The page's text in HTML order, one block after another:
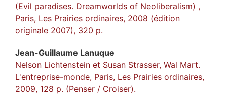
(Evil paradises. Dreamworlds of Neoliberalism) ,
Paris, Les Prairies ordinaires, 2008 (édition
originale 2007), 320 p.
Jean-Guillaume Lanuque
Nelson Lichtenstein et Susan Strasser, Wal Mart.
L'entreprise-monde, Paris, Les Prairies ordinaires,
2009, 128 p. (Penser / Croiser).